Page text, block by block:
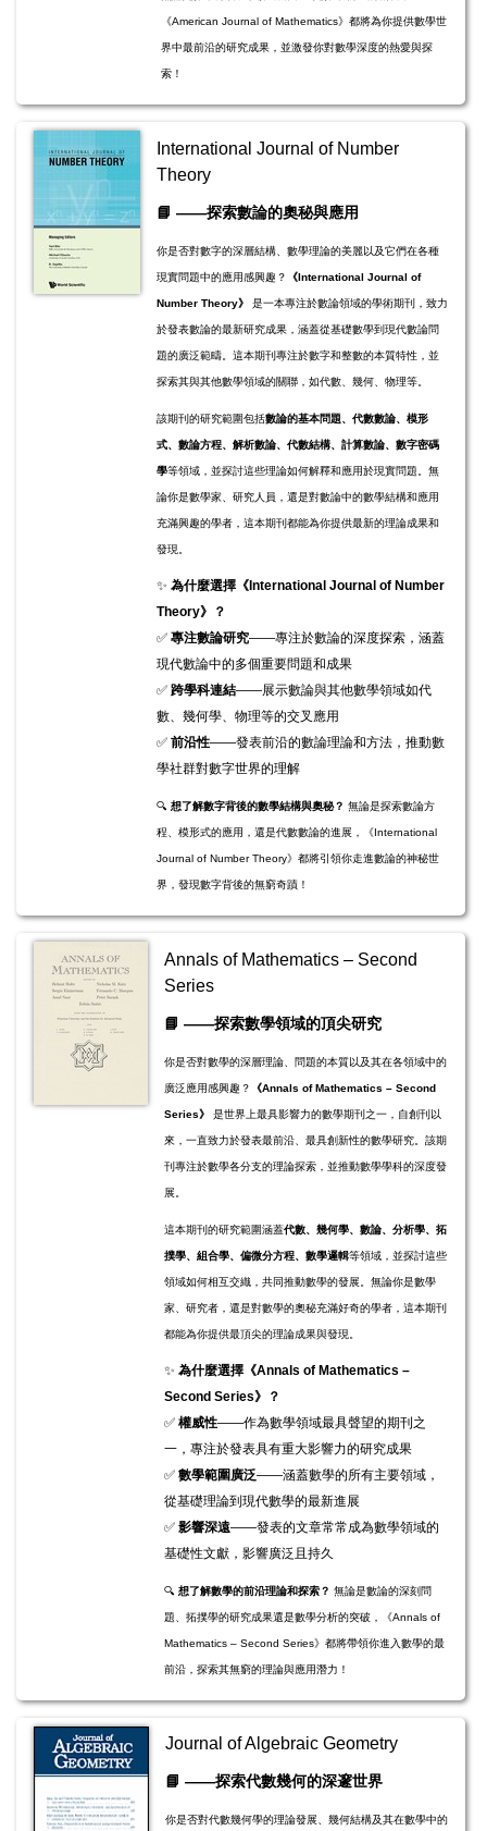
《American Journal of Mathematics》都將為你提供數學世
界中最前沿的研究成果，並激發你對數學深度的熱愛與探
索！
International Journal of Number
Theory
​​📘 ——探索數論的奧秘與應用
你是否對數字的深層結構、數學理論的美麗以及它們在各種
現實問題中的應用感興趣？ 《International Journal of
Number Theory》 是一本專注於數論領域的學術期刊，致力
於發表數論的最新研究成果，涵蓋從基礎數學到現代數論問
題的廣泛範疇。這本期刊專注於數字和整數的本質特性，並
探索其與其他數學領域的關聯，如代數、幾何、物理等。
該期刊的研究範圍包括數論的基本問題、代數數論、模形
式、數論方程、解析數論、代數結構、計算數論、數字密碼
學等領域，並探討這些理論如何解釋和應用於現實問題。無
論你是數學家、研究人員，還是對數論中的數學結構和應用
充滿興趣的學者，這本期刊都能為你提供最新的理論成果和
發現。
✨ 為什麼選擇《International Journal of Number
Theory》？
✅ 專注數論研究——專注於數論的深度探索，涵蓋
現代數論中的多個重要問題和成果
✅ 跨學科連結——展示數論與其他數學領域如代
數、幾何學、物理等的交叉應用
✅ 前沿性——發表前沿的數論理論和方法，推動數
學社群對數字世界的理解
🔍 想了解數字背後的數學結構與奧秘？ 無論是探索數論方
程、模形式的應用，還是代數數論的進展，《International
Journal of Number Theory》都將引領你走進數論的神秘世
界，發現數字背後的無窮奇蹟！
Annals of Mathematics – Second
Series
​​​​📘 ——探索數學領域的頂尖研究
你是否對數學的深層理論、問題的本質以及其在各領域中的
廣泛應用感興趣？ 《Annals of Mathematics – Second
Series》 是世界上最具影響力的數學期刊之一，自創刊以
來，一直致力於發表最前沿、最具創新性的數學研究。該期
刊專注於數學各分支的理論探索，並推動數學學科的深度發
展。
這本期刊的研究範圍涵蓋代數、幾何學、數論、分析學、拓
撲學、組合學、偏微分方程、數學邏輯等領域，並探討這些
領域如何相互交織，共同推動數學的發展。無論你是數學
家、研究者，還是對數學的奧秘充滿好奇的學者，這本期刊
都能為你提供最頂尖的理論成果與發現。
✨ 為什麼選擇《Annals of Mathematics –
Second Series》？
✅ 權威性——作為數學領域最具聲望的期刊之
一，專注於發表具有重大影響力的研究成果
✅ 數學範圍廣泛——涵蓋數學的所有主要領域，
從基礎理論到現代數學的最新進展
✅ 影響深遠——發表的文章常常成為數學領域的
基礎性文獻，影響廣泛且持久
🔍 想了解數學的前沿理論和探索？ 無論是數論的深刻問
題、拓撲學的研究成果還是數學分析的突破，《Annals of
Mathematics – Second Series》都將帶領你進入數學的最
前沿，探索其無窮的理論與應用潛力！
Journal of Algebraic Geometry
​​📘 ——探索代數幾何的深邃世界
你是否對代數幾何學的理論發展、幾何結構及其在數學中的